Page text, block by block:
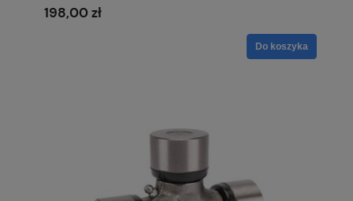
198,00 zł
Do koszyka